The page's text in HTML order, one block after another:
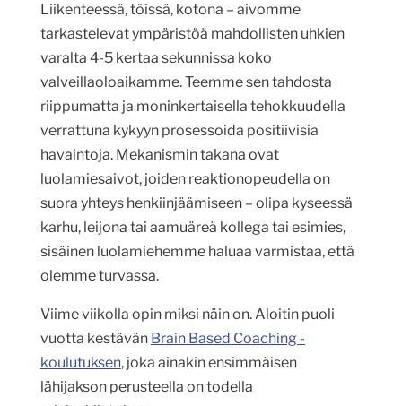
Liikenteessä, töissä, kotona – aivomme
tarkastelevat ympäristöä mahdollisten uhkien
varalta 4-5 kertaa sekunnissa koko
valveillaoloaikamme. Teemme sen tahdosta
riippumatta ja moninkertaisella tehokkuudella
verrattuna kykyyn prosessoida positiivisia
havaintoja. Mekanismin takana ovat
luolamiesaivot, joiden reaktionopeudella on
suora yhteys henkiinjäämiseen – olipa kyseessä
karhu, leijona tai aamuäreä kollega tai esimies,
sisäinen luolamiehemme haluaa varmistaa, että
olemme turvassa.
Viime viikolla opin miksi näin on. Aloitin puoli
vuotta kestävän Brain Based Coaching -
koulutuksen, joka ainakin ensimmäisen
lähijakson perusteella on todella